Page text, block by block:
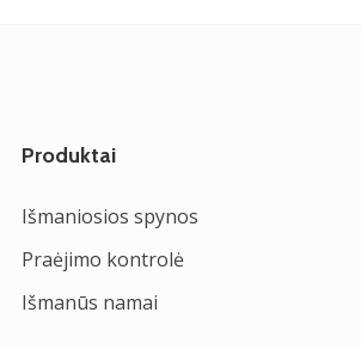
Produktai
Išmaniosios spynos
Praėjimo kontrolė
Išmanūs namai